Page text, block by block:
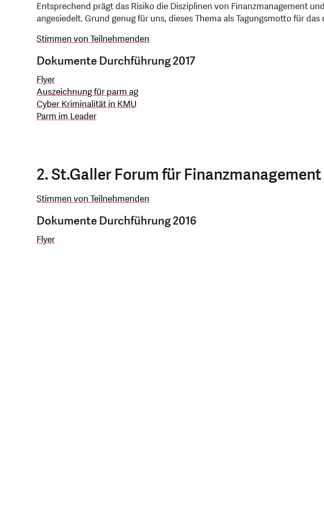
Entsprechend prägt das Risiko die Disziplinen von Finanzmanagement
angesiedelt. Grund genug für uns, dieses Thema als Tagungsmotto für
Stimmen von Teilnehmenden
Dokumente Durchführung 2017
Flyer
Auszeichnung für parm ag
Cyber Kriminalität in KMU
Parm im Leader
2. St.Galler Forum für
Stimmen von Teilnehmenden
Dokumente Durchführung 2016
Flyer